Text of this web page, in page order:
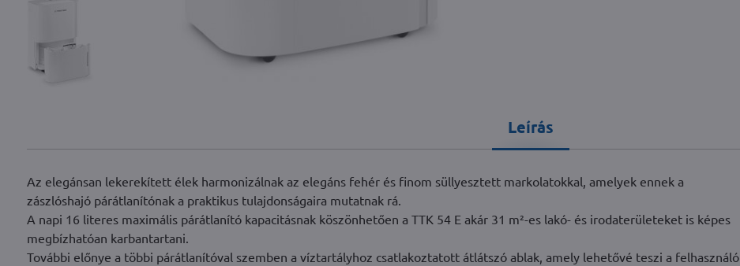
Leírás
Az elegánsan lekerekített élek harmonizálnak az elegáns fehér és finom süllyesztett markolatokkal, amelyek ennek a
zászlóshajó párátlanítónak a praktikus tulajdonságaira mutatnak rá.
A napi 16 literes maximális párátlanító kapacitásnak köszönhetően a TTK 54 E akár 31 m²-es lakó- és irodaterületeket is képes
megbízhatóan karbantartani.
További előnye a többi párátlanítóval szemben a víztartályhoz csatlakoztatott átlátszó ablak, amely lehetővé teszi a felhasználó